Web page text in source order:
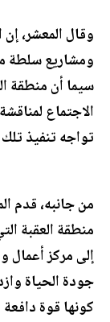
وقال المعشر،
ومشاريع سلطة
سيما أن منطقة
الاجتماع
تواجه تنفيذ
من جانبه، قدم
منطقة العقبة
إلى مركز أعمال
جودة الحياة
كونها قوة دافعة